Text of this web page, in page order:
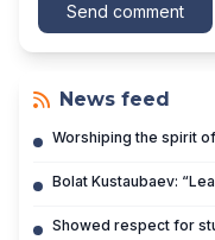
Send comment
News feed
Worshiping the spirit
Bolat Kustaubaev:
Showed respect for